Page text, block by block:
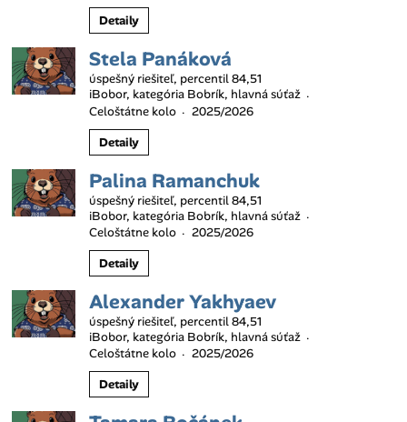
Detaily
Stela Panáková
úspešný riešiteľ, percentil 84,51
iBobor, kategória Bobrík, hlavná súťaž ·
Celoštátne kolo · 2025/2026
Detaily
Palina Ramanchuk
úspešný riešiteľ, percentil 84,51
iBobor, kategória Bobrík, hlavná súťaž ·
Celoštátne kolo · 2025/2026
Detaily
Alexander Yakhyaev
úspešný riešiteľ, percentil 84,51
iBobor, kategória Bobrík, hlavná súťaž ·
Celoštátne kolo · 2025/2026
Detaily